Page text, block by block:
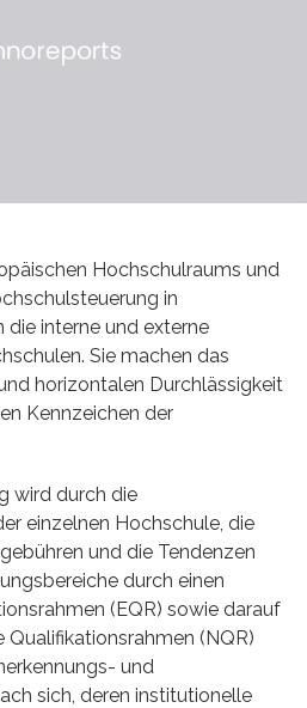
Hochschulraums und
in
die interne und externe
Sie machen das
horizontalen Durchlässigkeit
Kennzeichen der
wird durch die
einzelnen Hochschule, die
und die Tendenzen
durch einen
(EQR) sowie darauf
(NQR)
und
sich, deren institutionelle